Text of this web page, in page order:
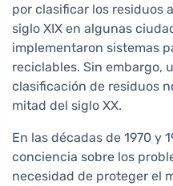
por clasificar los residuos
siglo XIX en algunas
implementaron sistemas
reciclables. Sin embargo,
clasificación de residuos
mitad del siglo XX.
En las décadas de 1970 y
conciencia sobre los
necesidad de proteger el